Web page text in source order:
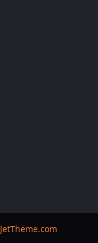
JetTheme.com